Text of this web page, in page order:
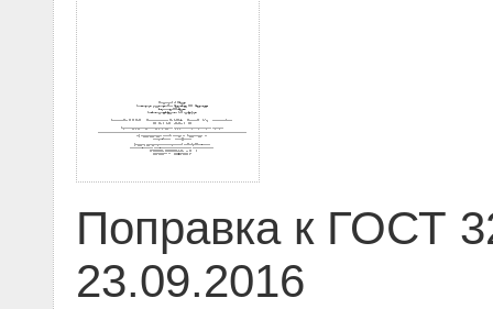
Поправка к ГОСТ
23.09.2016